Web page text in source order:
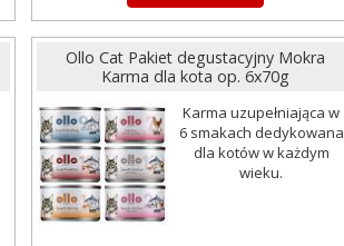
Ollo Cat Pakiet degustacyjny Mokra
Karma dla kota op. 6x70g
Karma uzupełniająca w
6 smakach dedykowana
dla kotów w każdym
wieku.